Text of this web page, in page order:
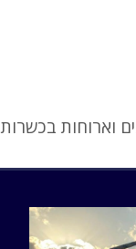
וארוחות בכשרות